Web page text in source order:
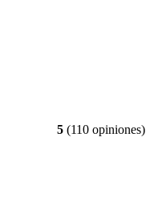
5 (110 opiniones)